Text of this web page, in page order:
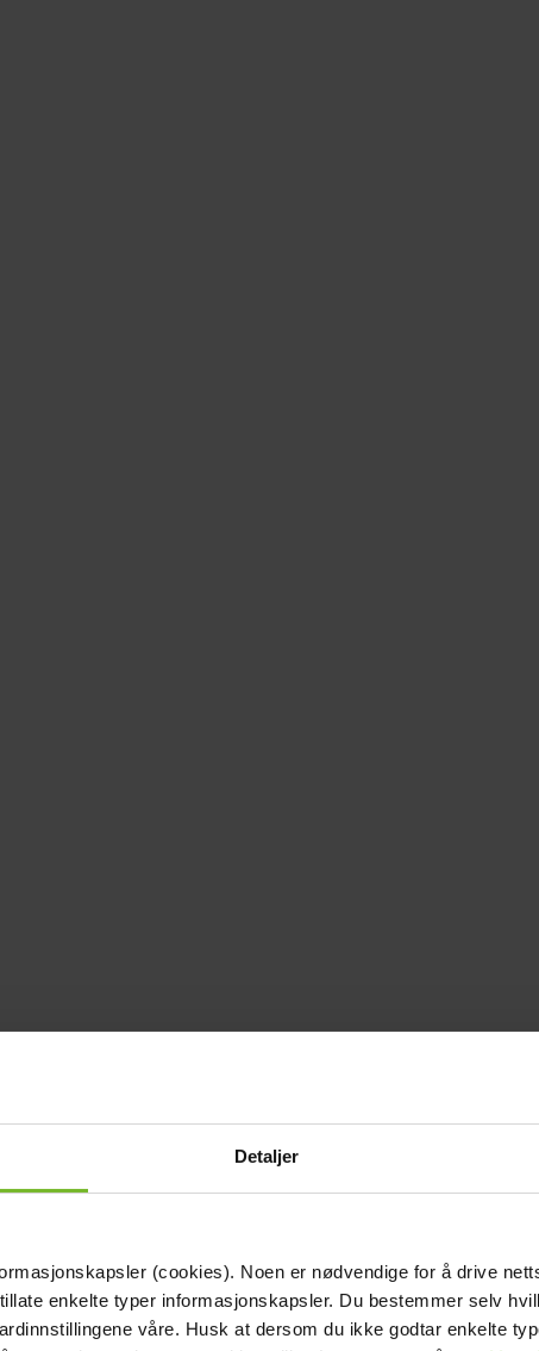
Detaljer
(cookies). Noen er nødvendige for å drive
enkelte typer informasjonskapsler. Du bestemmer selv
våre. Husk at dersom du ikke godtar enkelte